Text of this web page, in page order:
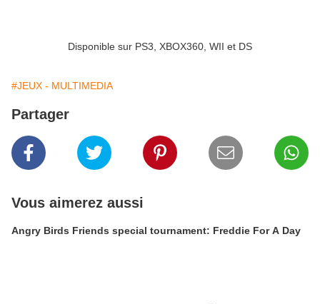
Disponible sur PS3, XBOX360, WII et DS
#JEUX - MULTIMEDIA
Partager
Vous aimerez aussi
Angry Birds Friends special tournament: Freddie For A Day